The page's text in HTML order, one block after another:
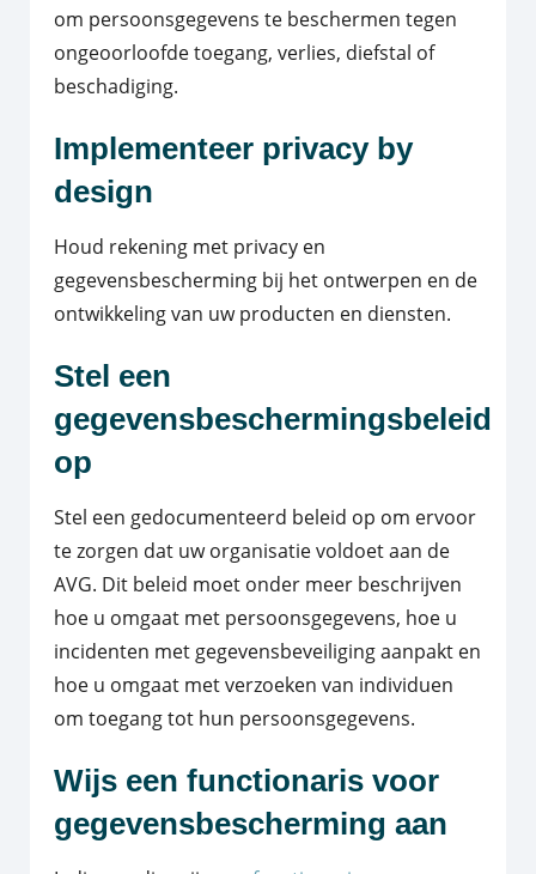
om persoonsgegevens te beschermen tegen
ongeoorloofde toegang, verlies, diefstal of
beschadiging.
Implementeer privacy by
design
Houd rekening met privacy en
gegevensbescherming bij het ontwerpen en de
ontwikkeling van uw producten en diensten.
Stel een
gegevensbeschermingsbeleid
op
Stel een gedocumenteerd beleid op om ervoor
te zorgen dat uw organisatie voldoet aan de
AVG. Dit beleid moet onder meer beschrijven
hoe u omgaat met persoonsgegevens, hoe u
incidenten met gegevensbeveiliging aanpakt en
hoe u omgaat met verzoeken van individuen
om toegang tot hun persoonsgegevens.
Wijs een functionaris voor
gegevensbescherming aan